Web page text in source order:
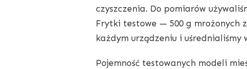
czyszczenia. Do pomiarów
Frytki testowe — 500 g mrożonych
każdym urządzeniu i uśrednialiśmy
Pojemność testowanych modeli